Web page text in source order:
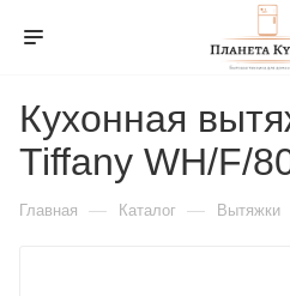
Кухонная
Tiffany WH/F/
Главная — Каталог — Вытяжки